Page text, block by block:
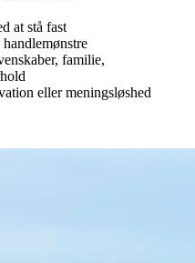
at stå fast
familie,
eller meningsløshed